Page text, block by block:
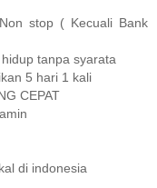
stop ( Kecuali Bank
tanpa syarata
5 hari 1 kali
CEPAT
di indonesia